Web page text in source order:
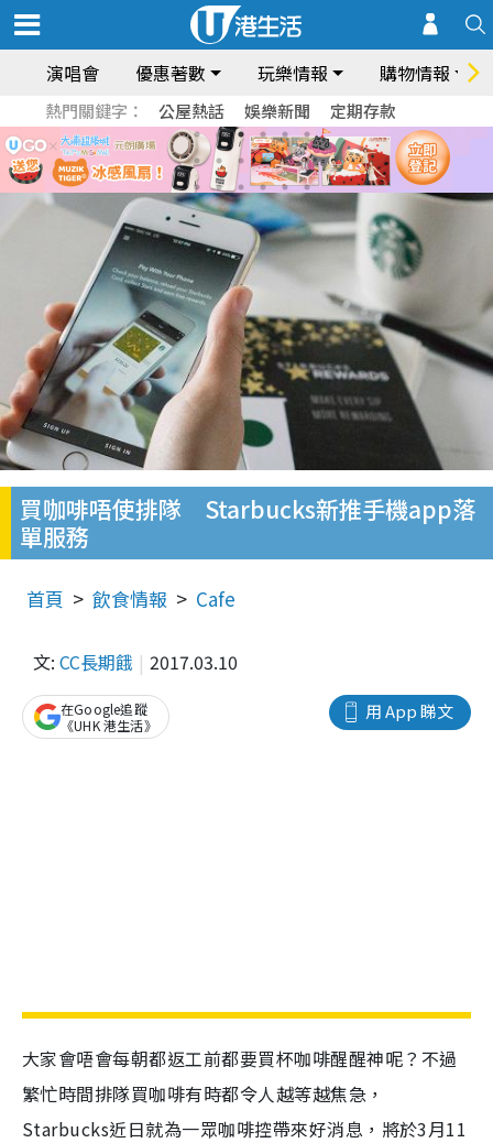
演唱會 優惠著數 玩樂情報 購物情報
熱門關鍵字： 公屋熱話 娛樂新聞 定期存款
買咖啡唔使排隊 Starbucks新推手機app落
單服務
首頁 飲食情報 Cafe
文: CC長期餓 2017.03.10
用 App 睇文
在Google追蹤
《UHK 港生活》
大家會唔會每朝都返工前都要買杯咖啡醒醒神呢？不過
繁忙時間排隊買咖啡有時都令人越等越焦急，
Starbucks近日就為一眾咖啡控帶來好消息，將於3月11